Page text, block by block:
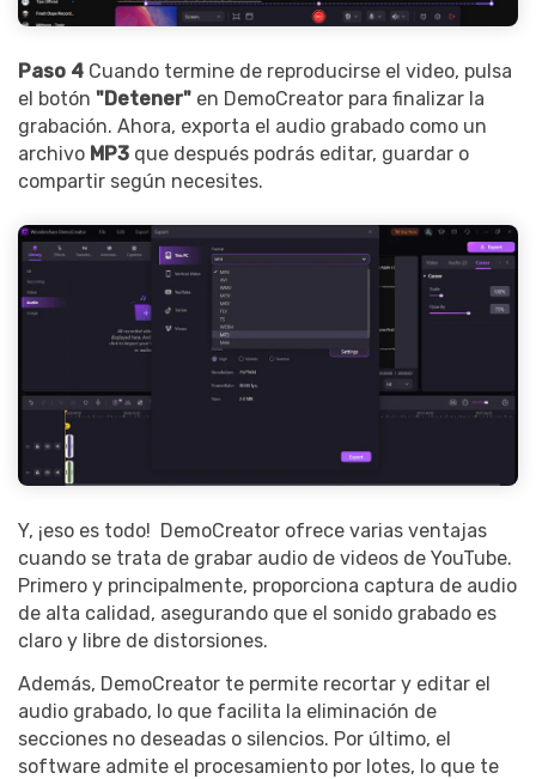
Paso 4 Cuando termine de reproducirse el video, pulsa
el botón "Detener" en DemoCreator para finalizar la
grabación. Ahora, exporta el audio grabado como un
archivo MP3 que después podrás editar, guardar o
compartir según necesites.
Y, ¡eso es todo! 󠀲󠀡󠀧󠀦󠀩󠀤󠀢 DemoCreator ofrece varias ventajas
cuando se trata de grabar audio de videos de YouTube.󠀲󠀡󠀧󠀦󠀩󠀤󠀢󠀥󠀧󠀳󠀰
Primero y principalmente, proporciona captura de audio
de alta calidad, asegurando que el sonido grabado es
claro y libre de distorsiones.󠀲󠀡󠀧󠀦󠀩󠀤󠀢󠀥󠀨󠀳
Además, DemoCreator te permite recortar y editar el
audio grabado, lo que facilita la eliminación de
secciones no deseadas o silencios.󠀲󠀡󠀧󠀦󠀩󠀤󠀢󠀥󠀩󠀳󠀰 Por último, el
software admite el procesamiento por lotes, lo que te